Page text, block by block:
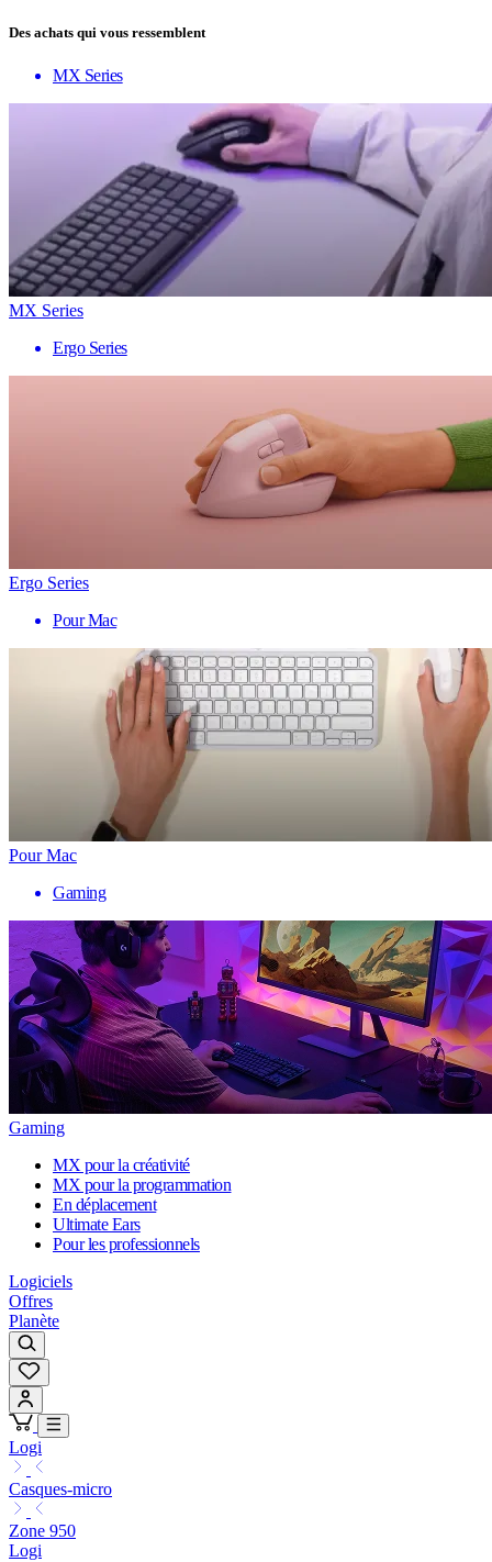
Des achats qui vous ressemblent
MX Series
MX Series
Ergo Series
Ergo Series
Pour Mac
Pour Mac
Gaming
Gaming
MX pour la créativité
MX pour la programmation
En déplacement
Ultimate Ears
Pour les professionnels
Logiciels
Offres
Planète
Logi
Casques-micro
Zone 950
Logi